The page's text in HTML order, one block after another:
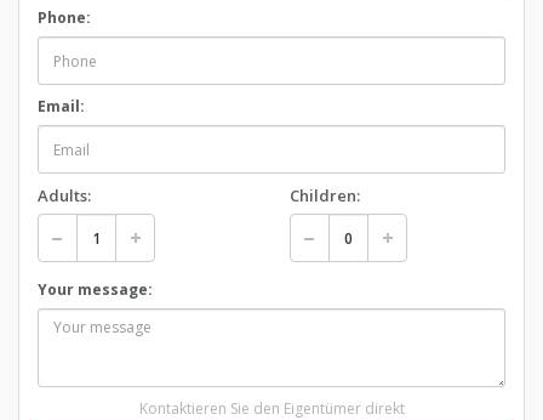
Phone:
Email:
Adults: Children:
Your message:
Kontaktieren Sie den Eigentümer direkt